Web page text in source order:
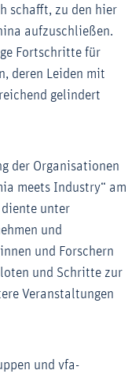
schafft, zu den hier
aufzuschließen.
Fortschritte für
deren Leiden mit
gelindert
der Organisationen
meets Industry“ am
unter
und
und Forschern
und Schritte zur
Veranstaltungen
und vfa-